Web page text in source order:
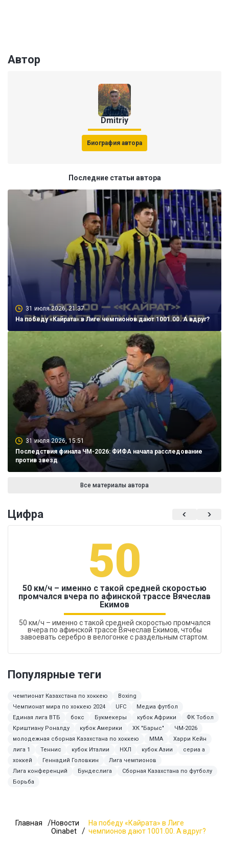
Автор
Dmitriy
Биография автора
Последние статьи автора
31 июля 2026, 21:37
На победу «Кайрата» в Лиге чемпионов дают 1001.00. А вдруг?
31 июля 2026, 15:51
Последствия финала ЧМ-2026: ФИФА начала расследование
против звезд
Все материалы автора
Цифра
50
50 км/ч – именно с такой средней скоростью
промчался вчера по афинской трассе Вячеслав
Екимов
50 км/ч – именно с такой средней скоростью промчался
вчера по афинской трассе Вячеслав Екимов, чтобы
завоевать серебро в велогонке с раздельным стартом.
Популярные теги
чемпионат Казахстана по хоккею
Boxing
Чемпионат мира по хоккею 2024
UFC
Медиа футбол
Единая лига ВТБ
бокс Букмекеры кубок Африки
ФК Тобол
Криштиану Роналду
кубок Америки ХК "Барыс"
ЧМ-2026
молодежная сборная Казахстана по хоккею
ММА
Харри Кейн
лига 1
Теннис кубок Италии НХЛ кубок Азии
сериа а
хоккей
Геннадий Головкин
Лига чемпионов
Лига конференций
Бундеслига
Сборная Казахстана по футболу
Борьба
Главная
Новости
Oinabet
На победу «Кайрата» в Лиге
чемпионов дают 1001.00. А вдруг?